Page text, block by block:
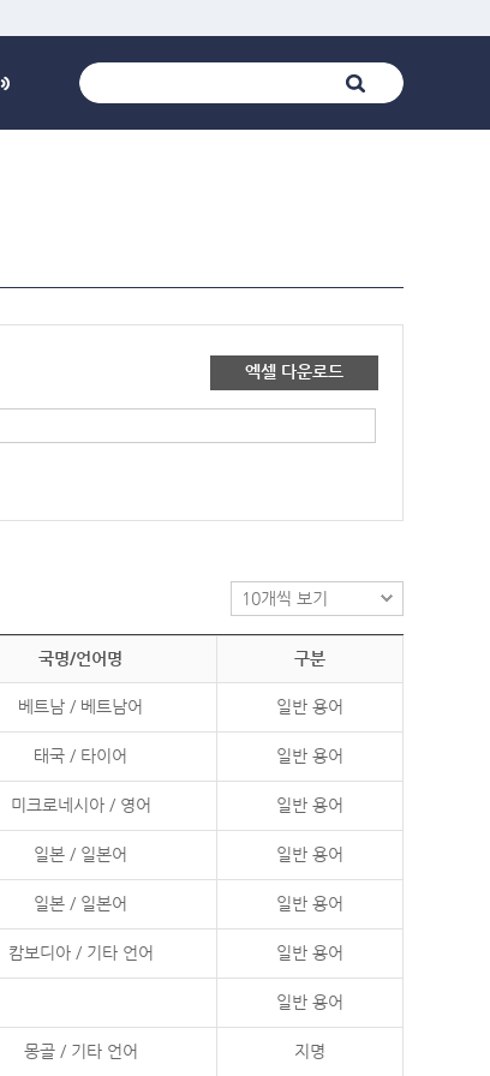
엑셀 다운로드
국명/언어명 구분
베트남 / 베트남어 일반 용어
태국 / 타이어 일반 용어
미크로네시아 / 영어 일반 용어
일본 / 일본어 일반 용어
일본 / 일본어 일반 용어
캄보디아 / 기타 언어 일반 용어
일반 용어
몽골 / 기타 언어 지명